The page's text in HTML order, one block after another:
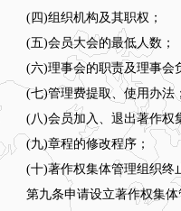
(四)组织机构及其职权；
(五)会员大会的最低人数；
(六)理事会的职责及理事会负
(七)管理费提取、使用办法；
(八)会员加入、退出著作权
(九)章程的修改程序；
(十)著作权集体管理组织终止
第九条申请设立著作权集体